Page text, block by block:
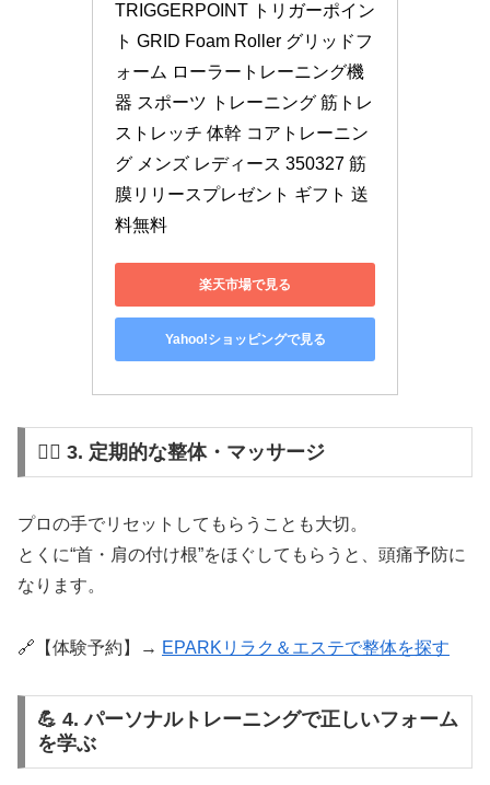
TRIGGERPOINT トリガーポイン
ト GRID Foam Roller グリッドフ
ォーム ローラートレーニング機
器 スポーツ トレーニング 筋トレ
ストレッチ 体幹 コアトレーニン
グ メンズ レディース 350327 筋
膜リリースプレゼント ギフト 送
料無料
楽天市場で見る
Yahoo!ショッピングで見る
💆‍♀️ 3. 定期的な整体・マッサージ
プロの手でリセットしてもらうことも大切。
とくに“首・肩の付け根”をほぐしてもらうと、頭痛予防に
なります。
🔗【体験予約】→ EPARKリラク＆エステで整体を探す
💪 4. パーソナルトレーニングで正しいフォーム
を学ぶ